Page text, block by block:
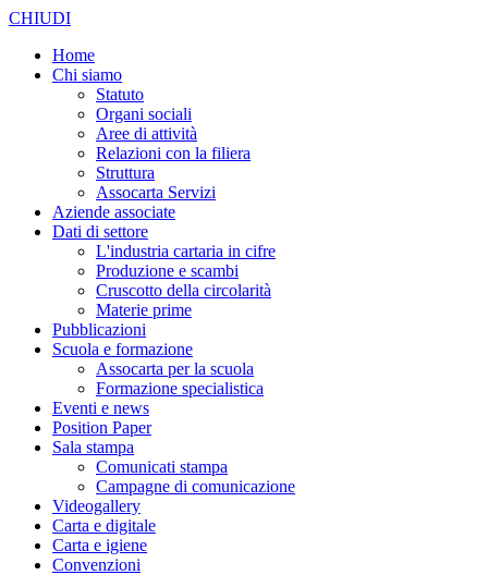
CHIUDI
Home
Chi siamo
Statuto
Organi sociali
Aree di attività
Relazioni con la filiera
Struttura
Assocarta Servizi
Aziende associate
Dati di settore
L'industria cartaria in cifre
Produzione e scambi
Cruscotto della circolarità
Materie prime
Pubblicazioni
Scuola e formazione
Assocarta per la scuola
Formazione specialistica
Eventi e news
Position Paper
Sala stampa
Comunicati stampa
Campagne di comunicazione
Videogallery
Carta e digitale
Carta e igiene
Convenzioni